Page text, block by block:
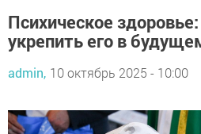
Психическое
укрепить его в
admin, 10 октябрь 2025 - 10:00